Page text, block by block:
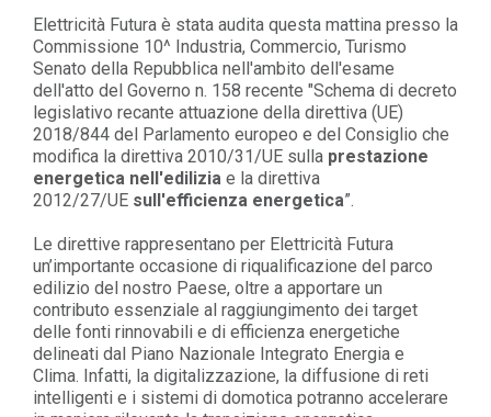
Elettricità Futura è stata audita questa mattina presso la
Commissione 10^ Industria, Commercio, Turismo
Senato della Repubblica nell'ambito dell'esame
dell'atto del Governo n. 158 recente "Schema di decreto
legislativo recante attuazione della direttiva (UE)
2018/844 del Parlamento europeo e del Consiglio che
modifica la direttiva 2010/31/UE sulla prestazione
energetica nell'edilizia e la direttiva
2012/27/UE sull'efficienza energetica”.
Le direttive rappresentano per Elettricità Futura
un’importante occasione di riqualificazione del parco
edilizio del nostro Paese, oltre a apportare un
contributo essenziale al raggiungimento dei target
delle fonti rinnovabili e di efficienza energetiche
delineati dal Piano Nazionale Integrato Energia e
Clima. Infatti, la digitalizzazione, la diffusione di reti
intelligenti e i sistemi di domotica potranno accelerare